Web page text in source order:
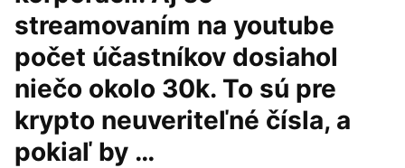
streamovaním na youtube
počet účastníkov dosiahol
niečo okolo 30k. To sú pre
krypto neuveriteľné čísla, a
pokiaľ by …